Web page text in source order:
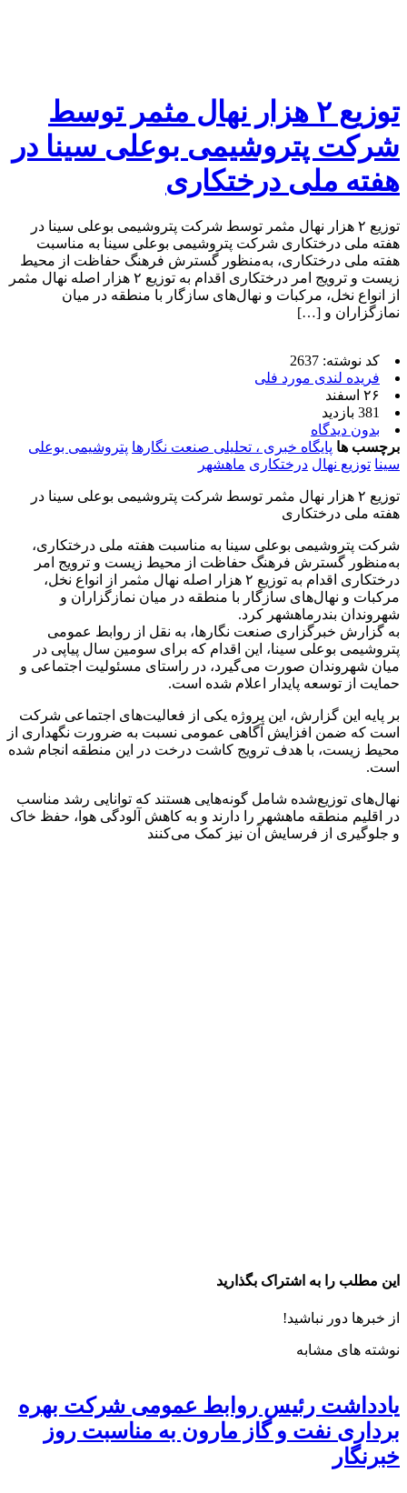
توزیع ۲ هزار نهال مثمر توسط
شرکت پتروشیمی بوعلی سینا در
هفته ملی درختکاری
توزیع ۲ هزار نهال مثمر توسط شرکت پتروشیمی بوعلی سینا در
هفته ملی درختکاری شرکت پتروشیمی بوعلی سینا به مناسبت
هفته ملی درختکاری، به‌منظور گسترش فرهنگ حفاظت از محیط
زیست و ترویج امر درختکاری اقدام به توزیع ۲ هزار اصله نهال مثمر
از انواع نخل، مرکبات و نهال‌های سازگار با منطقه در میان
نمازگزاران و […]
کد نوشته: 2637
فریده لندی مورد فلی
۲۶ اسفند
381 بازدید
بدون دیدگاه
برچسب ها پایگاه خبری ، تحلیلی صنعت نگارها پتروشیمی بوعلی
سینا توزیع نهال درختکاری ماهشهر
توزیع ۲ هزار نهال مثمر توسط شرکت پتروشیمی بوعلی سینا در
هفته ملی درختکاری
شرکت پتروشیمی بوعلی سینا به مناسبت هفته ملی درختکاری،
به‌منظور گسترش فرهنگ حفاظت از محیط زیست و ترویج امر
درختکاری اقدام به توزیع ۲ هزار اصله نهال مثمر از انواع نخل،
مرکبات و نهال‌های سازگار با منطقه در میان نمازگزاران و
شهروندان بندرماهشهر کرد.
به گزارش خبرگزاری صنعت نگارها، به نقل از روابط عمومی
پتروشیمی بوعلی سینا، این اقدام که برای سومین سال پیاپی در
میان شهروندان صورت می‌گیرد، در راستای مسئولیت اجتماعی و
حمایت از توسعه پایدار اعلام شده است.
بر پایه این گزارش، این پروژه یکی از فعالیت‌های اجتماعی شرکت
است که ضمن افزایش آگاهی عمومی نسبت به ضرورت نگهداری از
محیط زیست، با هدف ترویج کاشت درخت در این منطقه انجام شده
است.
نهال‌های توزیع‌شده شامل گونه‌هایی هستند که توانایی رشد مناسب
در اقلیم منطقه ماهشهر را دارند و به کاهش آلودگی هوا، حفظ خاک
و جلوگیری از فرسایش آن نیز کمک می‌کنند
این مطلب را به اشتراک بگذارید
از خبرها دور نباشید!
نوشته های مشابه
یادداشت رئیس روابط عمومی شرکت بهره
برداری نفت و گاز مارون به مناسبت روز
خبرنگار